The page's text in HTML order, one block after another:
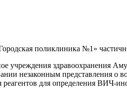
поликлиника №1»
учреждения здравоохранения
незаконным представления о
реагентов для определения ВИЧ-